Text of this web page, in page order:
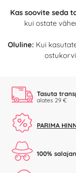
Kas soovite seda
kui ostate
Oluline: Kui
Tasuta
alates 29 €
PARIMA
100%